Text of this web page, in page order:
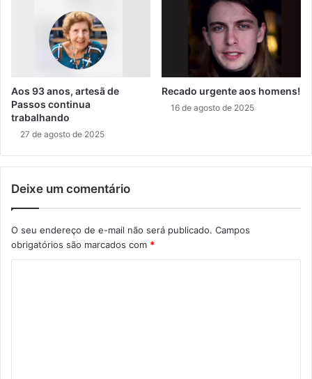
Aos 93 anos, artesã de
Passos continua
trabalhando
27 de agosto de 2025
Recado urgente aos homens!
16 de agosto de 2025
Deixe um comentário
O seu endereço de e-mail não será publicado. Campos
obrigatórios são marcados com *